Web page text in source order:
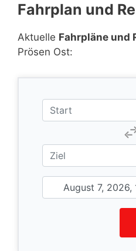
Fahrplan und
Aktuelle Fahrpläne und
Prösen Ost: